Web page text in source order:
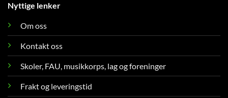
Nyttige lenker
Om oss
Kontakt oss
Skoler, FAU, musikkorps, lag og foreninger
Frakt og leveringstid